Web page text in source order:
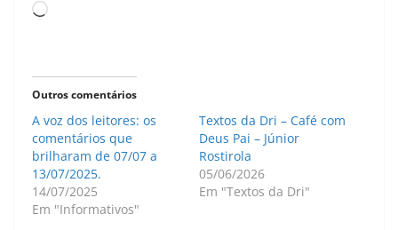
Carregando...
Outros comentários
A voz dos leitores: os
comentários que
brilharam de 07/07 a
13/07/2025.
14/07/2025
Em "Informativos"
Textos da Dri – Café com
Deus Pai – Júnior
Rostirola
05/06/2026
Em "Textos da Dri"